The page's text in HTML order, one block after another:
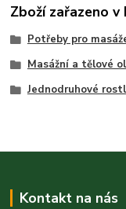
Zboží zařazeno
Potřeby pro
Masážní a tělové
Jednodruhové
Kontakt na nás